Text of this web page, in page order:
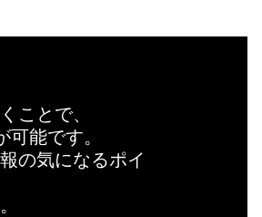
ことで、
能です。
の気になるポイ